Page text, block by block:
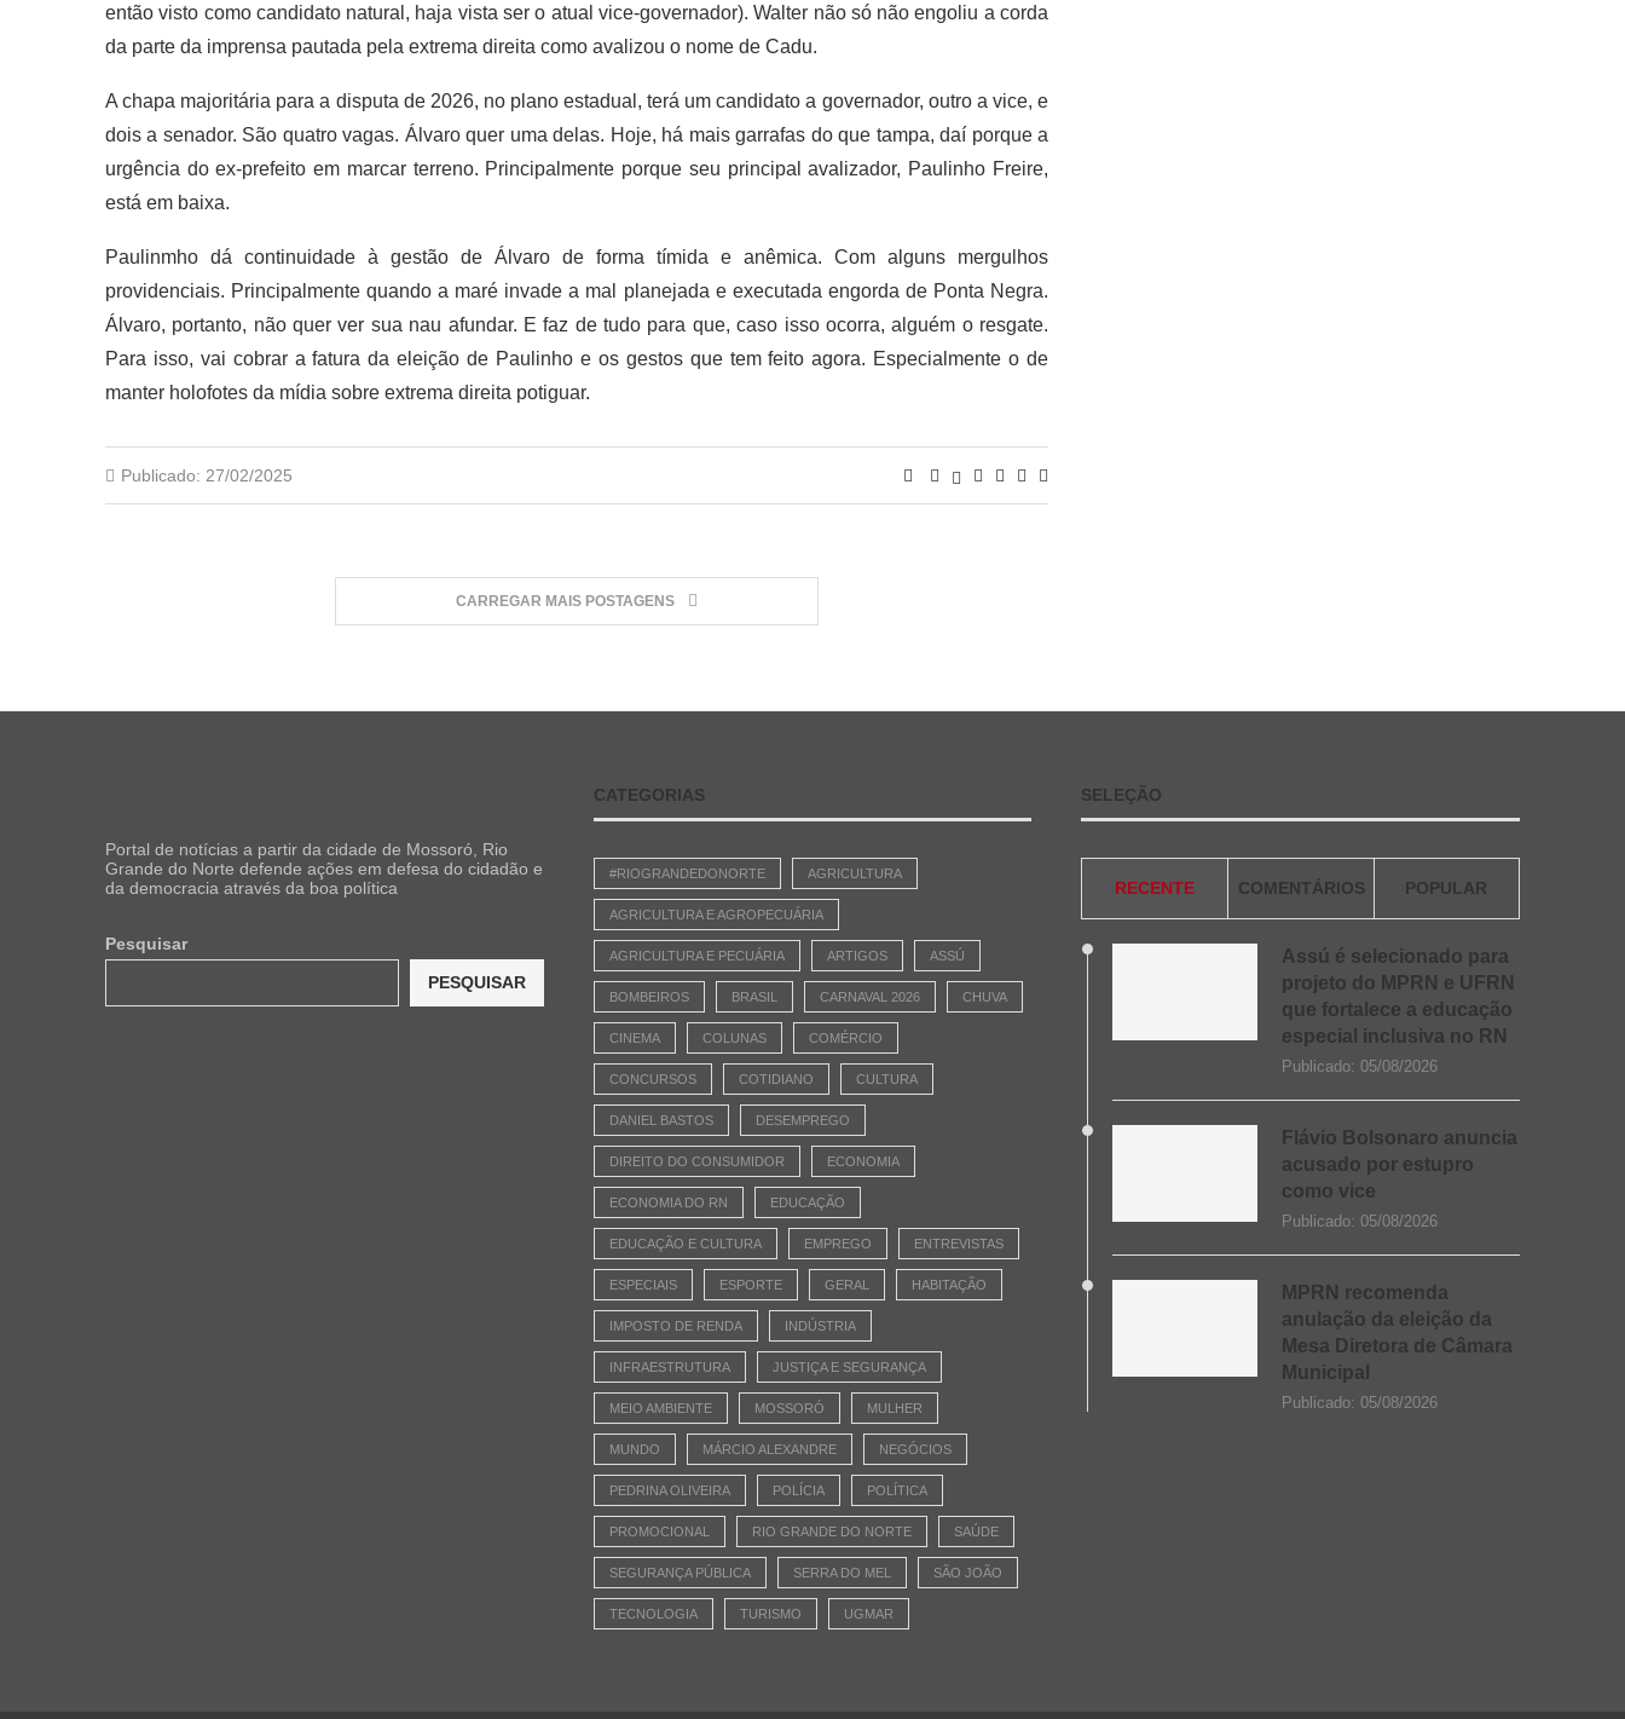
então visto como candidato natural, haja vista ser o atual vice-governador). Walter não só não engoliu a corda
da parte da imprensa pautada pela extrema direita como avalizou o nome de Cadu.
A chapa majoritária para a disputa de 2026, no plano estadual, terá um candidato a governador, outro a vice, e
dois a senador. São quatro vagas. Álvaro quer uma delas. Hoje, há mais garrafas do que tampa, daí porque a
urgência do ex-prefeito em marcar terreno. Principalmente porque seu principal avalizador, Paulinho Freire,
está em baixa.
Paulinmho dá continuidade à gestão de Álvaro de forma tímida e anêmica. Com alguns mergulhos
providenciais. Principalmente quando a maré invade a mal planejada e executada engorda de Ponta Negra.
Álvaro, portanto, não quer ver sua nau afundar. E faz de tudo para que, caso isso ocorra, alguém o resgate.
Para isso, vai cobrar a fatura da eleição de Paulinho e os gestos que tem feito agora. Especialmente o de
manter holofotes da mídia sobre extrema direita potiguar.
Publicado: 27/02/2025
CARREGAR MAIS POSTAGENS
Portal de notícias a partir da cidade de Mossoró, Rio
Grande do Norte defende ações em defesa do cidadão e
da democracia através da boa política
Pesquisar
PESQUISAR
CATEGORIAS
#RIOGRANDEDONORTE AGRICULTURA
AGRICULTURA E AGROPECUÁRIA
AGRICULTURA E PECUÁRIA ARTIGOS ASSÚ
BOMBEIROS BRASIL CARNAVAL 2026 CHUVA
CINEMA COLUNAS COMÉRCIO
CONCURSOS COTIDIANO CULTURA
DANIEL BASTOS DESEMPREGO
DIREITO DO CONSUMIDOR ECONOMIA
ECONOMIA DO RN EDUCAÇÃO
EDUCAÇÃO E CULTURA EMPREGO ENTREVISTAS
ESPECIAIS ESPORTE GERAL HABITAÇÃO
IMPOSTO DE RENDA INDÚSTRIA
INFRAESTRUTURA JUSTIÇA E SEGURANÇA
MEIO AMBIENTE MOSSORÓ MULHER
MUNDO MÁRCIO ALEXANDRE NEGÓCIOS
PEDRINA OLIVEIRA POLÍCIA POLÍTICA
PROMOCIONAL RIO GRANDE DO NORTE SAÚDE
SEGURANÇA PÚBLICA SERRA DO MEL SÃO JOÃO
TECNOLOGIA TURISMO UGMAR
SELEÇÃO
RECENTE COMENTÁRIOS POPULAR
Assú é selecionado para
projeto do MPRN e UFRN
que fortalece a educação
especial inclusiva no RN
Publicado: 05/08/2026
Flávio Bolsonaro anuncia
acusado por estupro
como vice
Publicado: 05/08/2026
MPRN recomenda
anulação da eleição da
Mesa Diretora de Câmara
Municipal
Publicado: 05/08/2026